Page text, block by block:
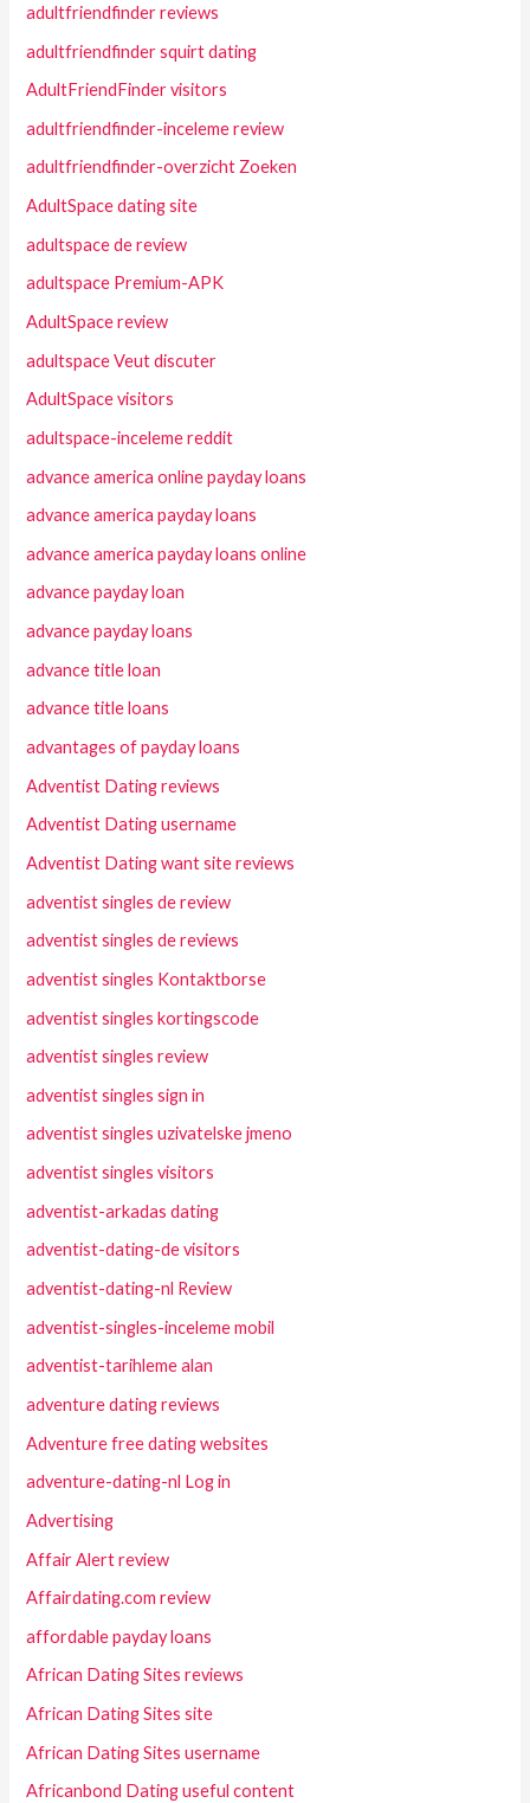
adultfriendfinder reviews
adultfriendfinder squirt dating
AdultFriendFinder visitors
adultfriendfinder-inceleme review
adultfriendfinder-overzicht Zoeken
AdultSpace dating site
adultspace de review
adultspace Premium-APK
AdultSpace review
adultspace Veut discuter
AdultSpace visitors
adultspace-inceleme reddit
advance america online payday loans
advance america payday loans
advance america payday loans online
advance payday loan
advance payday loans
advance title loan
advance title loans
advantages of payday loans
Adventist Dating reviews
Adventist Dating username
Adventist Dating want site reviews
adventist singles de review
adventist singles de reviews
adventist singles Kontaktborse
adventist singles kortingscode
adventist singles review
adventist singles sign in
adventist singles uzivatelske jmeno
adventist singles visitors
adventist-arkadas dating
adventist-dating-de visitors
adventist-dating-nl Review
adventist-singles-inceleme mobil
adventist-tarihleme alan
adventure dating reviews
Adventure free dating websites
adventure-dating-nl Log in
Advertising
Affair Alert review
Affairdating.com review
affordable payday loans
African Dating Sites reviews
African Dating Sites site
African Dating Sites username
Africanbond Dating useful content